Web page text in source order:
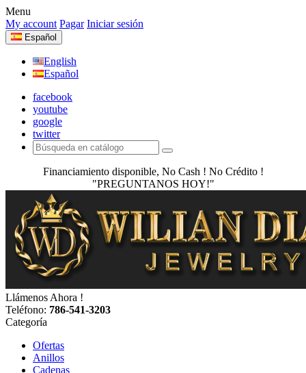
Menu
My account Pagar Iniciar sesión
Español
English
Español
facebook
youtube
google
twitter
Financiamiento disponible, No Cash ! No Crédito !
"PREGUNTANOS HOY!"
Llámenos Ahora !
Teléfono: 786-541-3203
Categoría
Ofertas
Anillos
Cadenas